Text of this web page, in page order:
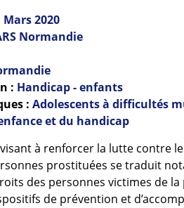
Mars2020
Normandie
: Handicap - enfants
: Adolescents à difficultés
et du handicap
visant à renforcer la lutte contre
prostituées se traduit
des personnes victimes de
de prévention et